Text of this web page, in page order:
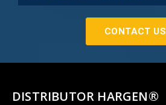
CONTACT US
DISTRIBUTOR HARGEN®